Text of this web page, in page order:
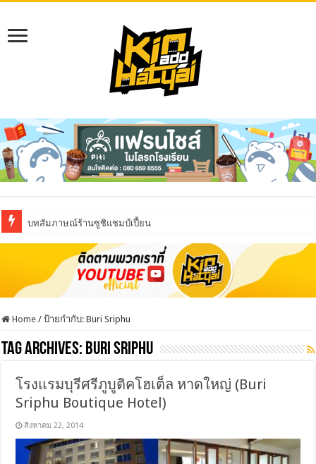
บทสัมภาษณ์ร้านซูชิแชมป์เปี้ยน
Home / ป้ายกำกับ:Buri Sriphu
Tag Archives: Buri Sriphu
โรงแรมบุรีศรีภูบูติคโฮเต็ล หาดใหญ่ (Buri
Sriphu Boutique Hotel)
สิงหาคม 22, 2014